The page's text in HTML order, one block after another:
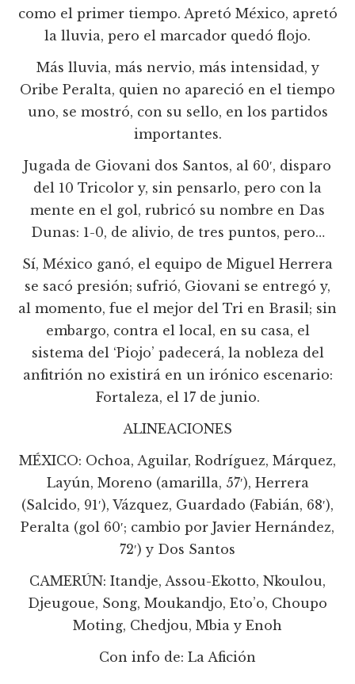
como el primer tiempo. Apretó México, apretó
la lluvia, pero el marcador quedó flojo.
Más lluvia, más nervio, más intensidad, y
Oribe Peralta, quien no apareció en el tiempo
uno, se mostró, con su sello, en los partidos
importantes.
Jugada de Giovani dos Santos, al 60′, disparo
del 10 Tricolor y, sin pensarlo, pero con la
mente en el gol, rubricó su nombre en Das
Dunas: 1-0, de alivio, de tres puntos, pero…
Sí, México ganó, el equipo de Miguel Herrera
se sacó presión; sufrió, Giovani se entregó y,
al momento, fue el mejor del Tri en Brasil; sin
embargo, contra el local, en su casa, el
sistema del ‘Piojo’ padecerá, la nobleza del
anfitrión no existirá en un irónico escenario:
Fortaleza, el 17 de junio.
ALINEACIONES
MÉXICO: Ochoa, Aguilar, Rodríguez, Márquez,
Layún, Moreno (amarilla, 57′), Herrera
(Salcido, 91′), Vázquez, Guardado (Fabián, 68′),
Peralta (gol 60′; cambio por Javier Hernández,
72′) y Dos Santos
CAMERÚN: Itandje, Assou-Ekotto, Nkoulou,
Djeugoue, Song, Moukandjo, Eto’o, Choupo
Moting, Chedjou, Mbia y Enoh
Con info de: La Afición